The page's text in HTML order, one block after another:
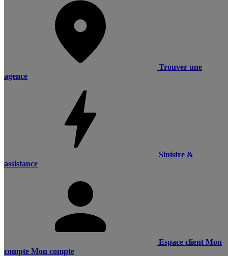
Trouver une
agence
Sinistre &
assistance
Espace client Mon
compte Mon compte